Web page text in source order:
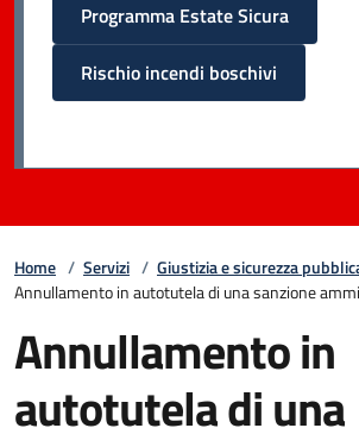
Programma Estate Sicura
Rischio incendi boschivi
Home / Servizi / Giustizia e sicurezza
Annullamento in autotutela di una sanzione
Annullamento in
autotutela di una